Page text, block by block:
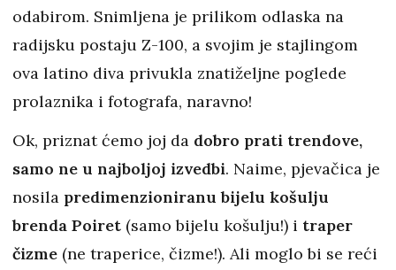
odabirom. Snimljena je prilikom odlaska na
radijsku postaju Z-100, a svojim je stajlingom
ova latino diva privukla znatiželjne poglede
prolaznika i fotografa, naravno!
Ok, priznat ćemo joj da dobro prati trendove,
samo ne u najboljoj izvedbi. Naime, pjevačica je
nosila predimenzioniranu bijelu košulju
brenda Poiret (samo bijelu košulju!) i traper
čizme (ne traperice, čizme!). Ali moglo bi se reći